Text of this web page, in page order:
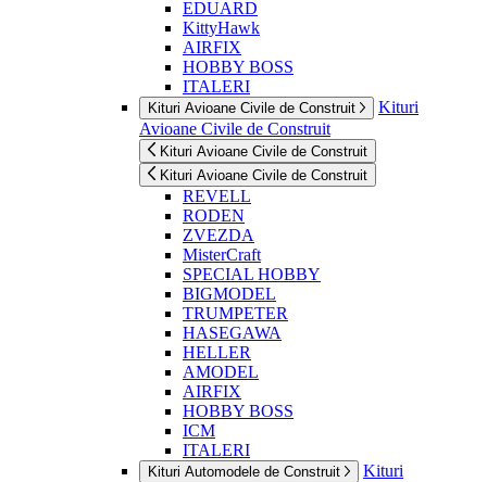
EDUARD
KittyHawk
AIRFIX
HOBBY BOSS
ITALERI
Kituri Avioane Civile de Construit
Kituri
Avioane Civile de Construit
Kituri Avioane Civile de Construit
Kituri Avioane Civile de Construit
REVELL
RODEN
ZVEZDA
MisterCraft
SPECIAL HOBBY
BIGMODEL
TRUMPETER
HASEGAWA
HELLER
AMODEL
AIRFIX
HOBBY BOSS
ICM
ITALERI
Kituri Automodele de Construit
Kituri